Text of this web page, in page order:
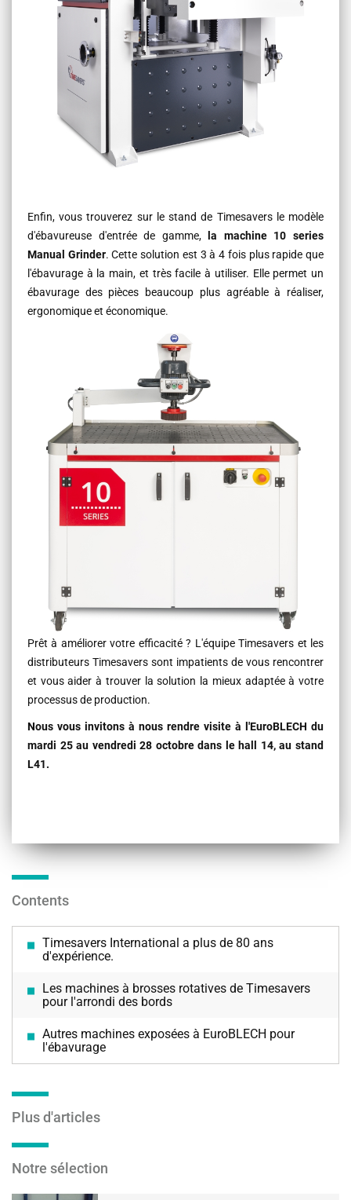
Enfin, vous trouverez sur le stand de Timesavers le modèle
d'ébavureuse d'entrée de gamme,
la machine 10 series
Manual Grinder. Cette solution est 3 à 4 fois plus rapide que
l'ébavurage à la main, et très facile à utiliser. Elle permet un
ébavurage des pièces beaucoup plus agréable à réaliser,
ergonomique et économique.
Prêt à améliorer votre efficacité ? L'équipe Timesavers et les
distributeurs Timesavers sont impatients de vous rencontrer
et vous aider à trouver la solution la mieux adaptée à votre
processus de production.
Nous vous invitons à nous rendre visite à l'EuroBLECH du
mardi 25 au vendredi 28 octobre dans le hall 14, au stand
L41.
Contents
Timesavers International a plus de 80 ans
d'expérience.
Les machines à brosses rotatives de Timesavers
pour l'arrondi des bords
Autres machines exposées à EuroBLECH pour
l'ébavurage
Plus d'articles
Notre sélection